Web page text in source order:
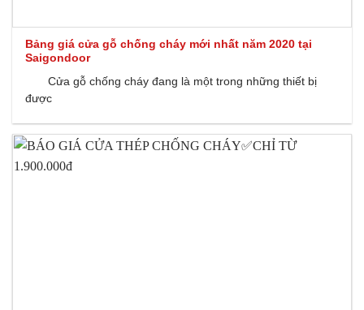
Bảng giá cửa gỗ chống cháy mới nhất năm 2020 tại
Saigondoor
Cửa gỗ chống cháy đang là một trong những thiết bị
được